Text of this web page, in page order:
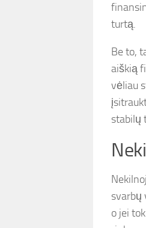
turtą.
Be to,
aiškią
vėliau
stabilų
svarbų
o jei